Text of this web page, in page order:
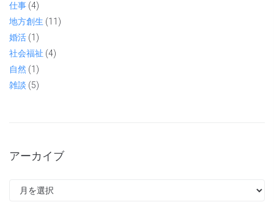
仕事 (4)
地方創生 (11)
婚活 (1)
社会福祉 (4)
自然 (1)
雑談 (5)
アーカイブ